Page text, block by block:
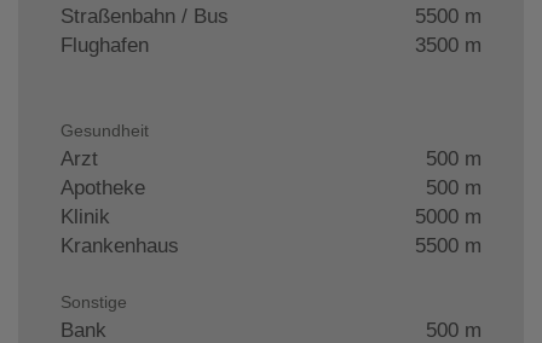
Straßenbahn / Bus
5500 m
Flughafen
3500 m
Gesundheit
Arzt
500 m
Apotheke
500 m
Klinik
5000 m
Krankenhaus
5500 m
Sonstige
Bank
500 m